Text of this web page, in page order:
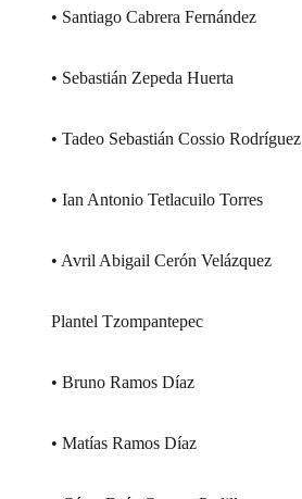
• Santiago Cabrera Fernández
• Sebastián Zepeda Huerta
• Tadeo Sebastián Cossio Rodríguez
• Ian Antonio Tetlacuilo Torres
• Avril Abigail Cerón Velázquez
Plantel Tzompantepec
• Bruno Ramos Díaz
• Matías Ramos Díaz